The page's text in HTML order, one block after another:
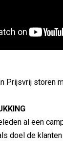
Prijsvrij storen
al een
doel de